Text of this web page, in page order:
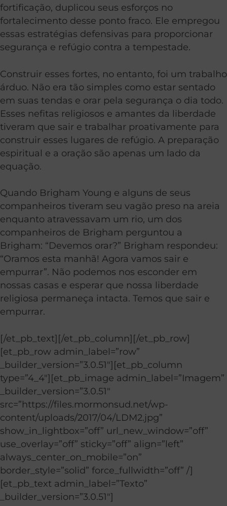
fortificação, duplicou seus esforços no
fortalecimento desse ponto fraco. Ele empregou
essas estratégias defensivas para proporcionar
segurança e refúgio contra a tempestade.
Construir esses fortes, no entanto, foi um trabalho
árduo. Não era tão simples como estar sentado
em suas tendas e orar pela segurança o dia todo.
Esses nefitas religiosos e amantes da liberdade
tiveram que sair e trabalhar proativamente para
construir esses lugares de refúgio. A preparação
espiritual e a oração são apenas um lado da
equação.
Quando Brigham Young e alguns de seus
companheiros tiveram seu vagão preso na areia
enquanto atravessavam um rio, um dos
companheiros de Brigham perguntou a
Brigham: “Devemos orar?” Brigham respondeu:
“Oramos esta manhã! Agora vamos sair e
empurrar”. Não podemos nos esconder em
nossas casas e esperar que nossa liberdade
religiosa permaneça intacta. Temos que sair e
empurrar.
[/et_pb_text][/et_pb_column][/et_pb_row]
[et_pb_row admin_label=”row”
_builder_version=”3.0.51″][et_pb_column
type=”4_4″][et_pb_image admin_label=”Imagem”
_builder_version=”3.0.51″
src=”https://files.mormonsud.net/wp-
content/uploads/2017/04/LDM2.jpg”
show_in_lightbox=”off” url_new_window=”off”
use_overlay=”off” sticky=”off” align=”left”
always_center_on_mobile=”on”
border_style=”solid” force_fullwidth=”off” /]
[et_pb_text admin_label=”Texto”
_builder_version=”3.0.51″]